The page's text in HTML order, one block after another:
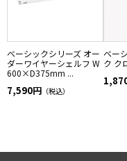
ベーシックシリーズ オー
ダーワイヤーシェルフ W
600×D375mm ...
7,590円 （税込）
ベー
ク ク